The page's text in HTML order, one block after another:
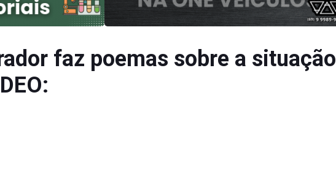
faz poemas sobre a situação